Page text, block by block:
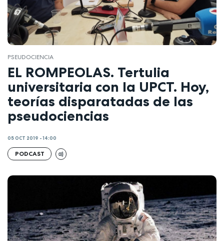
PSEUDOCIENCIA
EL ROMPEOLAS. Tertulia
universitaria con la UPCT. Hoy,
teorías disparatadas de las
pseudociencias
05 OCT 2019 - 14:00
PODCAST